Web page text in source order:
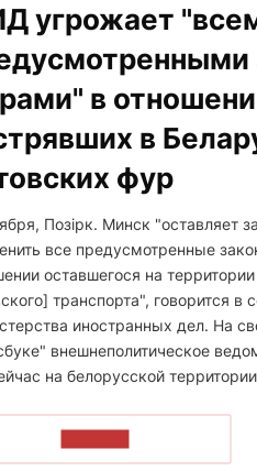
угрожает
в
в
фур
Позірк. Минск "оставляет
все предусмотренные
оставшегося на
транспорта", говорится в
иностранных дел. На
внешнеполитическое
на белорусской